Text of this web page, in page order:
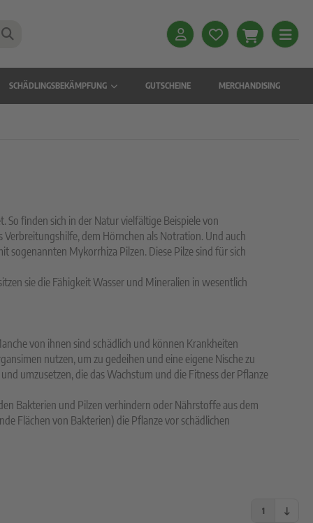
SCHÄDLINGSBEKÄMPFUNG GUTSCHEINE MERCHANDISING
So finden sich in der Natur vielfältige Beispiele von
dem Hörnchen als Notration. Und auch
sogenannten Mykorrhiza Pilzen. Diese Pilze sind für sich
sie die Fähigkeit Wasser und Mineralien in wesentlich
von ihnen sind schädlich und können Krankheiten
nutzen, um zu gedeihen und eine eigene Nische zu
umzusetzen, die das Wachstum und die Fitness der Pflanze
Bakterien und Pilzen verhindern oder Nährstoffe aus dem
Flächen von Bakterien) die Pflanze vor schädlichen
1